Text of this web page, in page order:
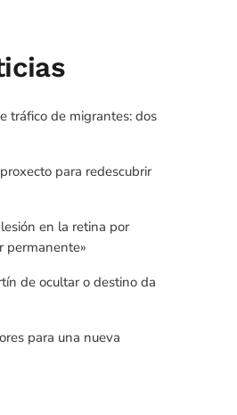
tráfico de migrantes: dos
para redescubrir
en la retina por
permanente»
de ocultar o destino da
para una nueva